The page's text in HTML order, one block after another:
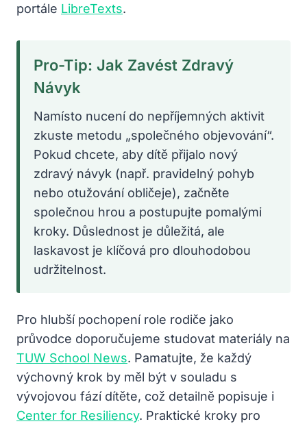
portále LibreTexts.
Pro-Tip: Jak Zavést Zdravý
Návyk
Namísto nucení do nepříjemných aktivit
zkuste metodu „společného objevování“.
Pokud chcete, aby dítě přijalo nový
zdravý návyk (např. pravidelný pohyb
nebo otužování obličeje), začněte
společnou hrou a postupujte pomalými
kroky. Důslednost je důležitá, ale
laskavost je klíčová pro dlouhodobou
udržitelnost.
Pro hlubší pochopení role rodiče jako
průvodce doporučujeme studovat materiály na
TUW School News. Pamatujte, že každý
výchovný krok by měl být v souladu s
vývojovou fází dítěte, což detailně popisuje i
Center for Resiliency. Praktické kroky pro